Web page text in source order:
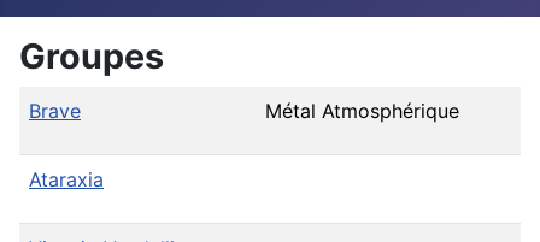
Groupes
Brave Métal Atmosphérique
Ataraxia